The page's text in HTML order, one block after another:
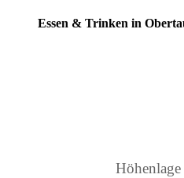
Essen & Trinken in